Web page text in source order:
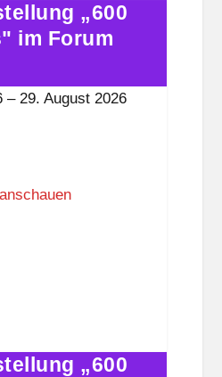
„600
im Forum
–29. August 2026
„600